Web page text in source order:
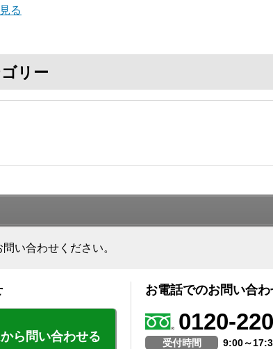
る
リー
い合わせください。
ら問い合わせる
お電話でのお問い合わ
0120-
受付時間
9:00～